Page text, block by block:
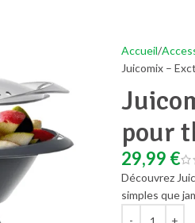
Accueil
Juicomix –
pour
29,99 €
Découvrez
simples que